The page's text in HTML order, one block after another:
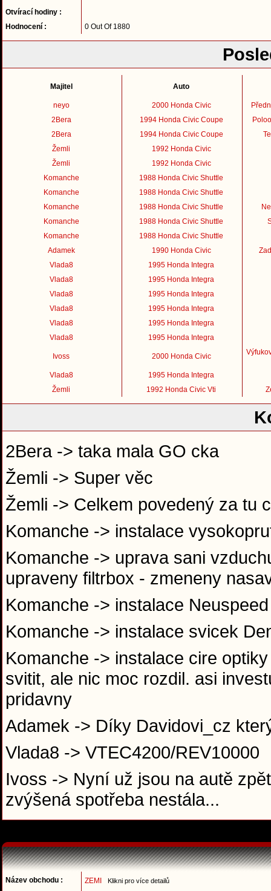
Otvírací hodiny :
Hodnocení :
0 Out Of 1880
Majitel Auto
neyo 2000 Honda Civic
2Bera
1994 Honda Civic Coupe
2Bera
1994 Honda Civic Coupe
Žemli
1992 Honda Civic
Žemli
1992 Honda Civic
Komanche
1988 Honda Civic Shuttle
Komanche
1988 Honda Civic Shuttle
Komanche
1988 Honda Civic Shuttle
Komanche
1988 Honda Civic Shuttle
Komanche
1988 Honda Civic Shuttle
Adamek
1990 Honda Civic
Vlada8
1995 Honda Integra
Vlada8
1995 Honda Integra
Vlada8
1995 Honda Integra
Vlada8
1995 Honda Integra
Vlada8
1995 Honda Integra
Vlada8
1995 Honda Integra
Ivoss 2000 Honda Civic
Vlada8
1995 Honda Integra
Žemli
1992 Honda Civic Vti
2Bera -> taka mala GO cka
Žemli -> Super věc
Žemli -> Celkem povedený za tu
Komanche -> instalace
Komanche -> uprava sani
upraveny filtrbox - zmeneny
Komanche -> instalace
Komanche -> instalace svicek
Komanche -> instalace cire
svitit, ale nic moc rozdil. asi
pridavny
Adamek -> Díky Davidovi_cz
Vlada8 -> VTEC4200/REV10000
Ivoss -> Nyní už jsou na autě
zvýšená spotřeba nestála...
Název obchodu : ZEMI Klikni pro více detailů